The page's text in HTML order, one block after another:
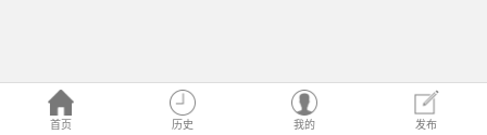
首页 历史 我的 发布